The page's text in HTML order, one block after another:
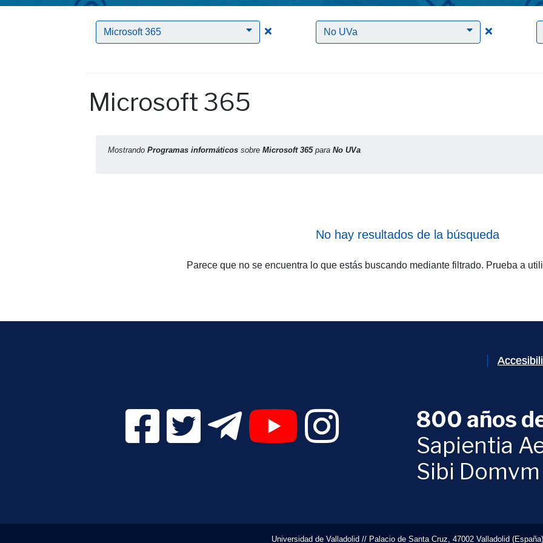
Microsoft 365 Clic para borrar el filtro Microsoft 365
No UVa Clic para
Microsoft 365
Mostrando Programas informáticos sobre Microsoft 365para No UVa
No hay resultados de la búsqueda
Parece que no se encuentra lo que estás buscando mediante filtrado. Prueba a
Facebook Digital UVa (se abrirá en una nueva ventana)
Twitter Digital UVa (se abrirá en una nueva ventana)
Telegram Digital UVa (se abrirá en una nueva ventana)
YouTube Digital UVa (se abrirá en una nueva ventana)
Instagram Digital UVa (se abrirá en una nueva
800 años
Sapientia
Sibi Domvm
Universidad de Valladolid // Palacio de Santa Cruz, 47002 Valladolid (España)